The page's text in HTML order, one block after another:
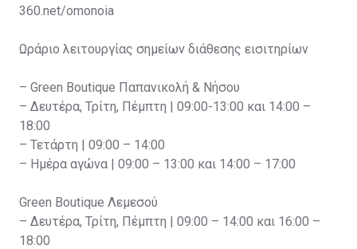
360.net/omonoia
Ωράριο λειτουργίας σημείων διάθεσης εισιτηρίων
– Green Boutique Παπανικολή & Νήσου
– Δευτέρα, Τρίτη, Πέμπτη | 09:00-13:00 και 14:00 –
18:00
– Τετάρτη | 09:00 – 14:00
– Ημέρα αγώνα | 09:00 – 13:00 και 14:00 – 17:00
Green Boutique Λεμεσού
– Δευτέρα, Τρίτη, Πέμπτη | 09:00 – 14:00 και 16:00 –
18:00